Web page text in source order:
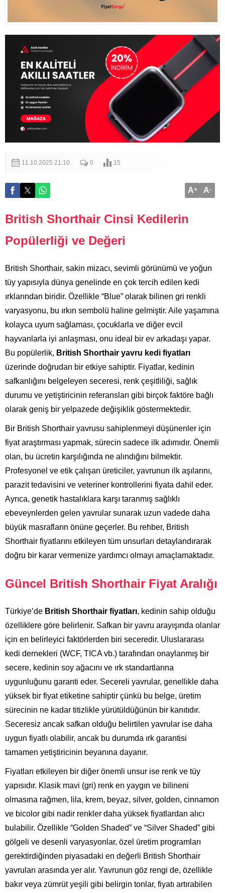
11.10.2025 21:10 0 15
A+ A-
British Shorthair Cinsi Kedilerin
Popülerliği ve Değeri
British Shorthair, sakin mizacı, sevimli görünümü ve yoğun
tüy yapısıyla dünya genelinde en çok tercih edilen kedi
ırklarından biridir. Özellikle “Blue” olarak bilinen gri renkli
varyasyonu, bu ırkın sembolü haline gelmiştir. Aile yaşamına
kolayca uyum sağlaması, çocuklarla ve diğer evcil
hayvanlarla iyi anlaşması, onu ideal bir ev arkadaşı yapar.
Bu popülerlik, British Shorthair yavru kedi fiyatları
üzerinde doğrudan bir etkiye sahiptir. Fiyatlar, kedinin
safkanlığını belgeleyen seceresi, renk çeşitliliği, sağlık
durumu ve yetiştiricinin referansları gibi birçok faktöre bağlı
olarak geniş bir yelpazede değişiklik göstermektedir.
Bir British Shorthair yavrusu sahiplenmeyi düşünenler için
fiyat araştırması yapmak, sürecin sadece ilk adımıdır. Önemli
olan, bu ücretin karşılığında ne alındığını bilmektir.
Profesyonel ve etik çalışan üreticiler, yavrunun ilk aşılarını,
parazit tedavisini ve veteriner kontrollerini fiyata dahil eder.
Ayrıca, genetik hastalıklara karşı taranmış sağlıklı
ebeveynlerden gelen yavrular sunarak uzun vadede daha
büyük masrafların önüne geçerler. Bu rehber, British
Shorthair fiyatlarını etkileyen tüm unsurları detaylandırarak
doğru bir karar vermenize yardımcı olmayı amaçlamaktadır.
Güncel British Shorthair Fiyat Aralığı
Türkiye’de British Shorthair fiyatları, kedinin sahip olduğu
özelliklere göre belirlenir. Safkan bir yavru arayışında olanlar
için en belirleyici faktörlerden biri seceredir. Uluslararası
kedi dernekleri (WCF, TICA vb.) tarafından onaylanmış bir
secere, kedinin soy ağacını ve ırk standartlarına
uygunluğunu garanti eder. Secereli yavrular, genellikle daha
yüksek bir fiyat etiketine sahiptir çünkü bu belge, üretim
sürecinin ne kadar titizlikle yürütüldüğünün bir kanıtıdır.
Seceresiz ancak safkan olduğu belirtilen yavrular ise daha
uygun fiyatlı olabilir, ancak bu durumda ırk garantisi
tamamen yetiştiricinin beyanına dayanır.
Fiyatları etkileyen bir diğer önemli unsur ise renk ve tüy
yapısıdır. Klasik mavi (gri) renk en yaygın ve bilineni
olmasına rağmen, lila, krem, beyaz, silver, golden, cinnamon
ve bicolor gibi nadir renkler daha yüksek fiyatlardan alıcı
bulabilir. Özellikle “Golden Shaded” ve “Silver Shaded” gibi
gölgeli ve desenli varyasyonlar, özel üretim programları
gerektirdiğinden piyasadaki en değerli British Shorthair
yavruları arasında yer alır. Yavrunun göz rengi de, özellikle
bakır veya zümrüt yeşili gibi belirgin tonlar, fiyatı artırabilen